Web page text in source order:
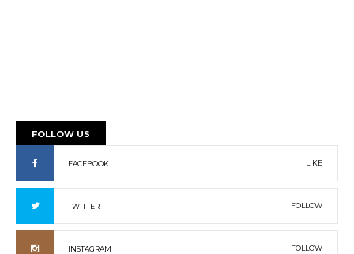
FOLLOW US
FACEBOOK LIKE
TWITTER FOLLOW
INSTAGRAM FOLLOW